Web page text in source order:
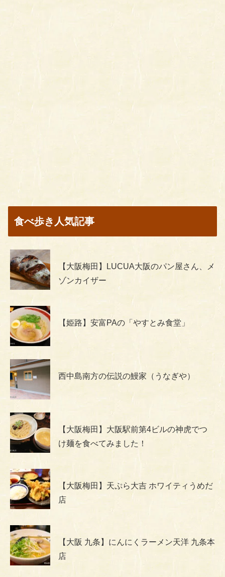
食べ歩き人気記事
【大阪梅田】LUCUA大阪のパン屋さん、メ
ゾンカイザー
【姫路】安富PAの「やすとみ食堂」
西中島南方の伝説の鰻家（うなぎや）
【大阪梅田】大阪駅前第4ビルの神虎でつ
け麺を食べてみました！
【大阪梅田】天ぷら大吉 ホワイティうめだ
店
【大阪 九条】にんにくラーメン天洋 九条本
店